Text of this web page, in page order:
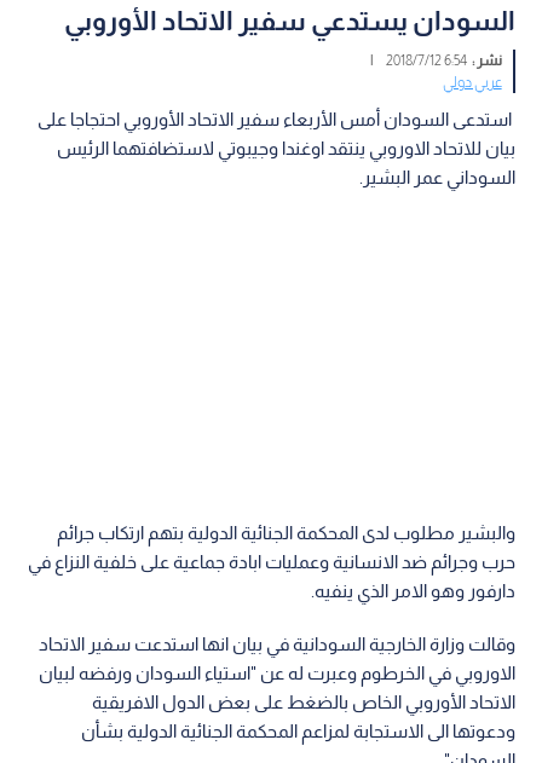
السودان يستدعي سفير الاتحاد الأوروبي
نشر :6:54 2018/7/12
|
عربي دولي
استدعى السودان أمس الأربعاء سفير الاتحاد الأوروبي احتجاجا على
بيان للاتحاد الاوروبي ينتقد اوغندا وجيبوتي لاستضافتهما الرئيس
السوداني عمر البشير.
والبشير مطلوب لدى المحكمة الجنائية الدولية بتهم ارتكاب جرائم
حرب وجرائم ضد الانسانية وعمليات ابادة جماعية على خلفية النزاع في
دارفور وهو الامر الذي ينفيه.
وقالت وزارة الخارجية السودانية في بيان انها استدعت سفير الاتحاد
الاوروبي في الخرطوم وعبرت له عن "استياء السودان ورفضه لبيان
الاتحاد الأوروبي الخاص بالضغط على بعض الدول الافريقية
ودعوتها الى الاستجابة لمزاعم المحكمة الجنائية الدولية بشأن